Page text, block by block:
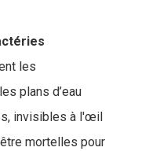
les
plans d’eau
invisibles à l'œil
mortelles pour